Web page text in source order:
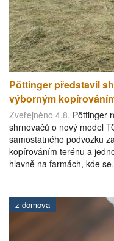
Pöttinger představil
výborným
Zveřejněno 4.8. Pöttinger
shrnovačů o nový model
samostatného podvozku
kopírováním terénu a
hlavně na farmách, kde
z domova